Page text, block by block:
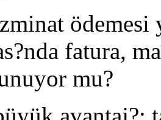
fatura,
mu?